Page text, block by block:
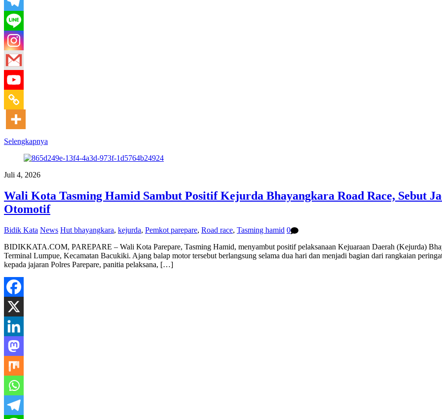
Selengkapnya
Juli 4, 2026
Wali Kota Tasming Hamid Sambut Positif Kejurda Bhayangkara Road Race, Sebut
Otomotif
Bidik Kata News Hut bhayangkara, kejurda, Pemkot parepare, Road race, Tasming hamid 0
BIDIKKATA.COM, PAREPARE – Wali Kota Parepare, Tasming Hamid, menyambut positif pelaksanaan Kejuaraan Daerah (Kejurda)
Terminal Lumpue, Kecamatan Bacukiki. Ajang balap motor tersebut berlangsung selama dua hari dan menjadi bagian dari rangkaian
kepada jajaran Polres Parepare, panitia pelaksana, […]